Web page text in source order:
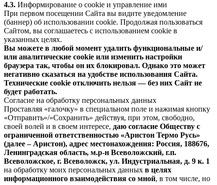
4.3. Информирование о cookie и управление ими
При первом посещении Сайта вы видите уведомление
(баннер) об использовании cookie. Продолжая пользоваться
Сайтом, вы соглашаетесь с использованием cookie в
указанных целях.
Вы можете в любой момент удалить функциональные и/
или аналитические cookie или изменить настройки
браузера так, чтобы он их блокировал. Однако это может
негативно сказаться на удобстве использования Сайта.
Технические cookie отключить нельзя — без них Сайт не
будет работать.
Согласие на обработку персональных данных
Проставляя «галочку» в специальном поле и нажимая кнопку
«Отправить»/«Сохранить» действуя, при этом, свободно,
своей волей и в своем интересе, даю согласие Обществу с
ограниченной ответственностью «Аристон Термо Русь»
(далее – Аристон), адрес местонахождения: Россия, 188676,
Ленинградская область, м.р-н Всеволожский, г.п.
Всеволожское, г. Всеволожск, ул. Индустриальная, д. 9 к. 1
на обработку моих персональных данных в целях
информационного взаимодействия со мной, в том числе, но